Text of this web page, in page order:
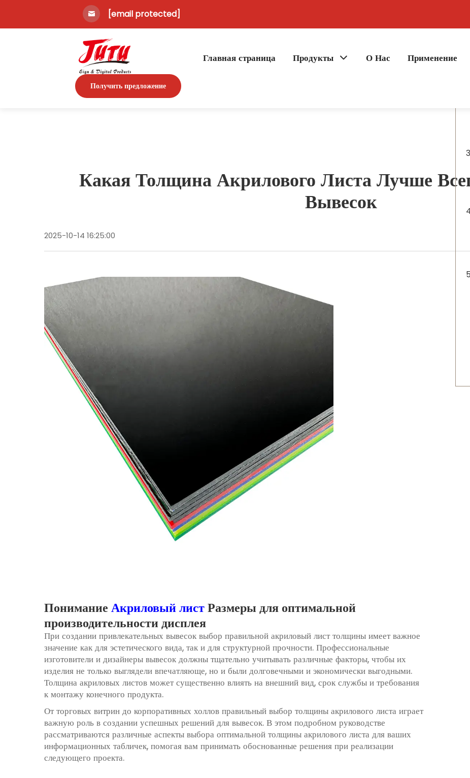
[email protected]
Главная страница Продукты О Нас Применение
Получить предложение
Какая Толщина Акрилового Листа Лучше
Вывесок
2025-10-14 16:25:00
Понимание Акриловый листРазмеры для оптимальной
производительности дисплея
При создании привлекательных вывесок выбор правильной акриловый листтолщины имеет важное
значение как для эстетического вида, так и для структурной прочности. Профессиональные
изготовители и дизайнеры вывесок должны тщательно учитывать различные факторы, чтобы их
изделия не только выглядели впечатляюще, но и были долговечными и экономически выгодными.
Толщина акриловых листов может существенно влиять на внешний вид, срок службы и требования
к монтажу конечного продукта.
От торговых витрин до корпоративных холлов правильный выбор толщины акрилового листа играет
важную роль в создании успешных решений для вывесок. В этом подробном руководстве
рассматриваются различные аспекты выбора оптимальной толщины акрилового листа для ваших
информационных табличек, помогая вам принимать обоснованные решения при реализации
следующего проекта.